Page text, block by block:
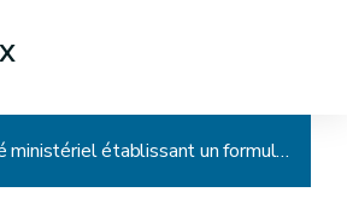
Arrêté ministériel établissant un formulaire relatif aux demandes de déversement d'eaux usées des stations d'épuration publiques